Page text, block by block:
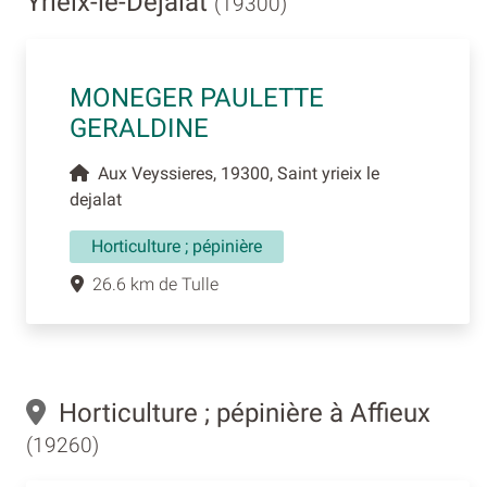
MONEGER PAULETTE
GERALDINE
Aux Veyssieres, 19300, Saint yrieix le
dejalat
Horticulture ; pépinière
26.6 km de Tulle
Horticulture ; pépinière à Affieux
(19260)